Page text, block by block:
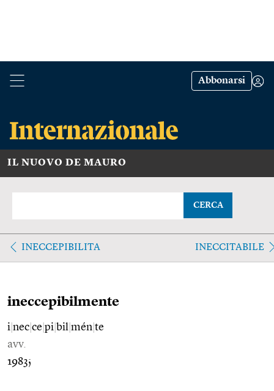
Abbonarsi
IL NUOVO DE MAURO
CERCA
INECCEPIBILITA INECCITABILE
ineccepibilmente
i nec ce pi bil mén te
avv.
1983;